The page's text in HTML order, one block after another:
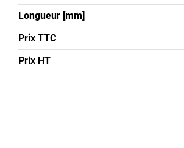
Longueur [mm]
Prix TTC
Prix HT